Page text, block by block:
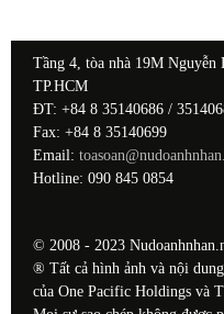
Tầng 4, tòa nhà 19M
TP.HCM
ĐT: +84 8 35140686 /
Fax: +84 8 35140699
Email:
Hotline: 090 845 0854
© 2008 - 2023
® Tất cả hình ảnh và nội
của One Pacific Holdings và